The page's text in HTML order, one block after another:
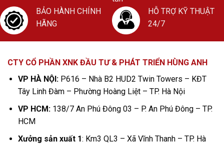
BẢO HÀNH CHÍNH
HÃNG
HỖ TRỢ KỸ THUẬT
24/7
CTY CỔ PHẦN XNK ĐẦU TƯ & PHÁT TRIỂN HÙNG ANH
VP HÀ NỘI:P616 – Nhà B2 HUD2 Twin Towers – KĐT
Tây Linh Đàm – Phường Hoàng Liệt – TP. Hà Nội
VP HCM:138/7 An Phú Đông 03 – P. An Phú Đông – TP.
HCM
Xưởng sản xuất 1: Km3 QL3 – Xã Vĩnh Thanh – TP. Hà